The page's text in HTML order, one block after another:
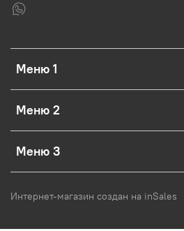
Меню 1
Меню 2
Меню 3
Интернет-магазин создан на inSales